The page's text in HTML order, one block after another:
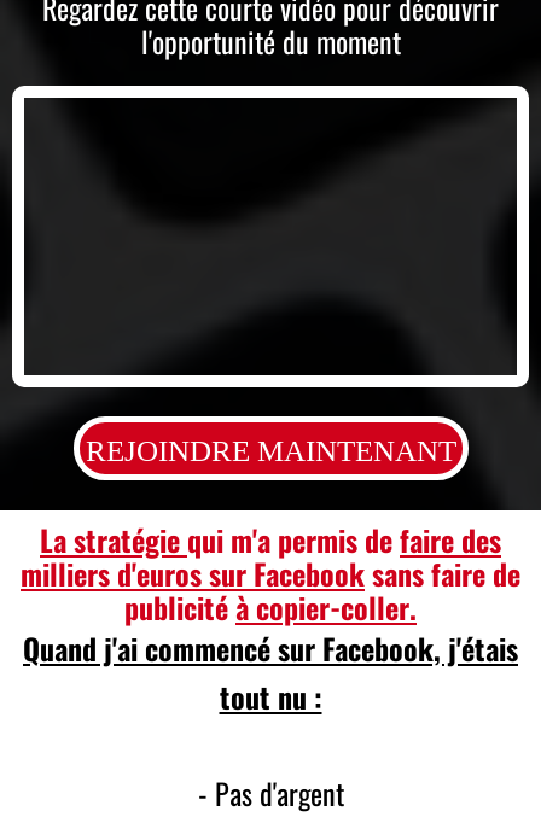
l'opportunité du moment
REJOINDRE MAINTENANT
La stratégiequi m'a permis defaire des
milliers d'euros sur Facebooksans faire de
publicitéà copier-coller.
Quand j'ai commencé sur Facebook, j'étais
tout nu :
- Pas d'argent